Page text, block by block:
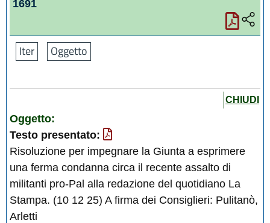
1691
Iter Oggetto
CHIUDI
Oggetto:
Testo presentato:
Risoluzione per impegnare la Giunta a esprimere
una ferma condanna circa il recente assalto di
militanti pro-Pal alla redazione del quotidiano La
Stampa. (10 12 25) A firma dei Consiglieri: Pulitanò,
Arletti